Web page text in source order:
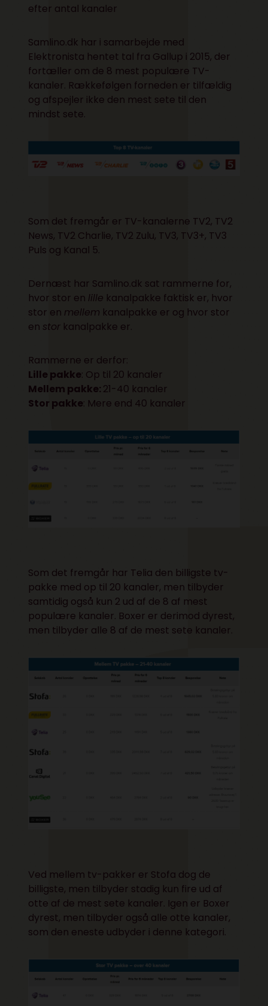
efter antal kanaler
Samlino.dk har i samarbejde med
Elektronista hentet tal fra Gallup i 2015, der
fortæller om de 8 mest populære TV-
kanaler. Rækkefølgen forneden er tilfældig
og afspejler ikke den mest sete til den
mindst sete.
Som det fremgår er TV-kanalerne TV2, TV2
News, TV2 Charlie, TV2 Zulu, TV3, TV3+, TV3
Puls og Kanal 5.
Dernæst har Samlino.dk sat rammerne for,
hvor stor en lille kanalpakke faktisk er, hvor
stor en mellem kanalpakke er og hvor stor
en stor kanalpakke er.
Rammerne er derfor:
Lille pakke: Op til 20 kanaler
Mellem pakke: 21-40 kanaler
Stor pakke: Mere end 40 kanaler
Som det fremgår har Telia den billigste tv-
pakke med op til 20 kanaler, men tilbyder
samtidig også kun 2 ud af de 8 af mest
populære kanaler. Boxer er derimod dyrest,
men tilbyder alle 8 af de mest sete kanaler.
Ved mellem tv-pakker er Stofa dog de
billigste, men tilbyder stadig kun fire ud af
otte af de mest sete kanaler. Igen er Boxer
dyrest, men tilbyder også alle otte kanaler,
som den eneste udbyder i denne kategori.